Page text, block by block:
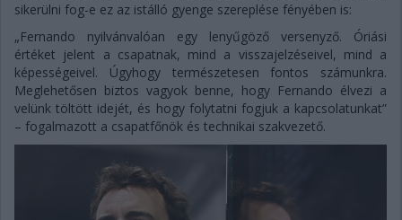
sikerülni fog-e ez az istálló gyenge szereplése fényében is:
„Fernando nyilvánvalóan egy lenyűgöző versenyző. Óriási
értéket jelent a csapatnak, mind a visszajelzéseivel, mind a
képességeivel. Úgyhogy természetesen fontos számunkra.
Meglehetősen biztos vagyok benne, hogy Fernando élvezi a
velünk töltött idejét, és hogy folytatni fogjuk a kapcsolatunkat”
– fogalmazott a csapatfőnök és technikai szakvezető.